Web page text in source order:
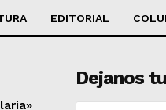
EDITORIAL
Dejanos